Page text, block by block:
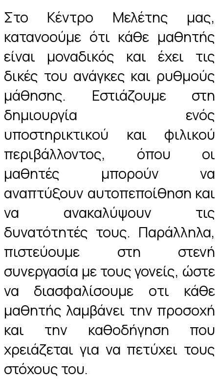
Στο Κέντρο Μελέτης μας,
κατανοούμε ότι κάθε μαθητής
είναι μοναδικός και έχει τις
δικές του ανάγκες και ρυθμούς
μάθησης. Εστιάζουμε στη
δημιουργία ενός
υποστηρικτικού και φιλικού
περιβάλλοντος, όπου οι
μαθητές μπορούν να
αναπτύξουν αυτοπεποίθηση και
να ανακαλύψουν τις
δυνατότητές τους. Παράλληλα,
πιστεύουμε στη στενή
συνεργασία με τους γονείς, ώστε
να διασφαλίσουμε οτι κάθε
μαθητής λαμβάνει την προσοχή
και την καθοδήγηση που
χρειάζεται για να πετύχει τους
στόχους του.